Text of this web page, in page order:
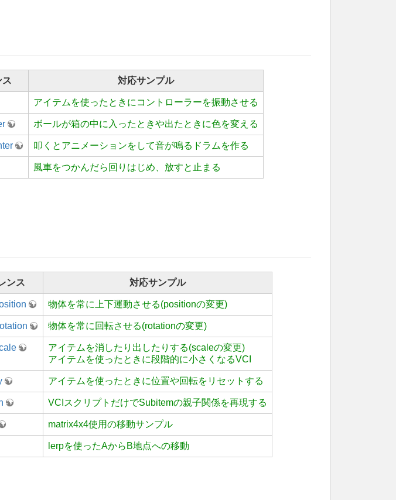
ス 対応サンプル
アイテムを使ったときにコントローラーを振動させる
ボールが箱の中に入ったときや出たときに色を変える
叩くとアニメーションをして音が鳴るドラムを作る
風車をつかんだら回りはじめ、放すと止まる
ンス 対応サンプル
物体を常に上下運動させる(positionの変更)
物体を常に回転させる(rotationの変更)
アイテムを消したり出したりする(scaleの変更)
アイテムを使ったときに段階的に小さくなるVCI
アイテムを使ったときに位置や回転をリセットする
VCIスクリプトだけでSubitemの親子関係を再現する
matrix4x4使用の移動サンプル
lerpを使ったAからB地点への移動